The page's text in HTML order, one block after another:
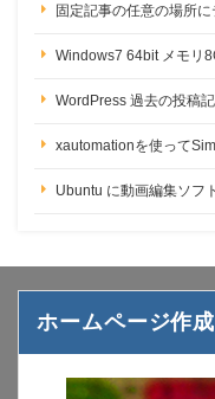
固定記事の任意の場所
Windows7 64bit メモリ
WordPress 過去の投稿
xautomationを使って
Ubuntu に動画編集ソフ
ホームページ作成